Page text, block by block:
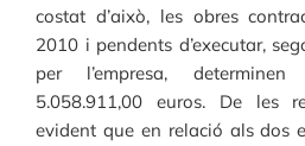
costat d’això, les obres
2010 i pendents d’executar,
per l’empresa,
5.058.911,00 euros. De les
evident que en relació als dos